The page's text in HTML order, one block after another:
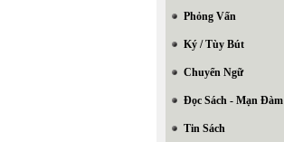
Phỏng Vấn
Ký / Tùy Bút
Chuyển Ngữ
Đọc Sách - Mạn Đàm
Tin Sách